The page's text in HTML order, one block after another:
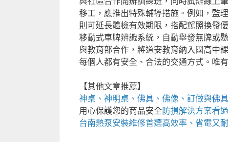
移工，應推出特殊輔導措施。例如，監
則可延長體檢有效期限，搭配駕照換發
移動式車牌辨識系統，自動舉發無牌或
與教育部合作，將道安教育納入國高中
每個人都有安全、合法的交通方式。唯
【其他文章推薦】
神桌、 神明桌 、 佛具 、佛像、訂做與佛
用心保護您的商品安全 防損解決方案看
台南熱泵安裝維修首選高效率、省電又